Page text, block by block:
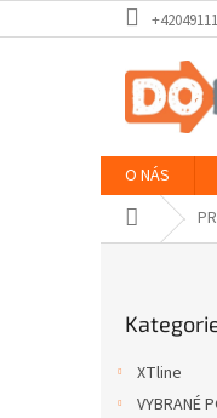
na
O NÁS
Domů
kategorie
XTline
VYBRANÉ